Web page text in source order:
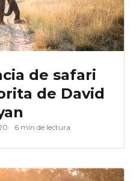
de safari
de David
6 min de lectura